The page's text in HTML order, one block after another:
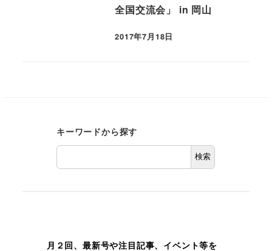
全国交流会」 in 岡山
2017年7月18日
キーワードから探す
検索
月２回、最新号や注目記事、イベント等を